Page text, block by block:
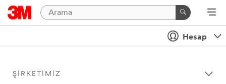
Hesap
ŞIRKETIMIZ